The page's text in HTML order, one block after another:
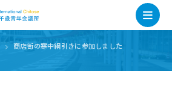
商店街の寒中綱引きに参加しました